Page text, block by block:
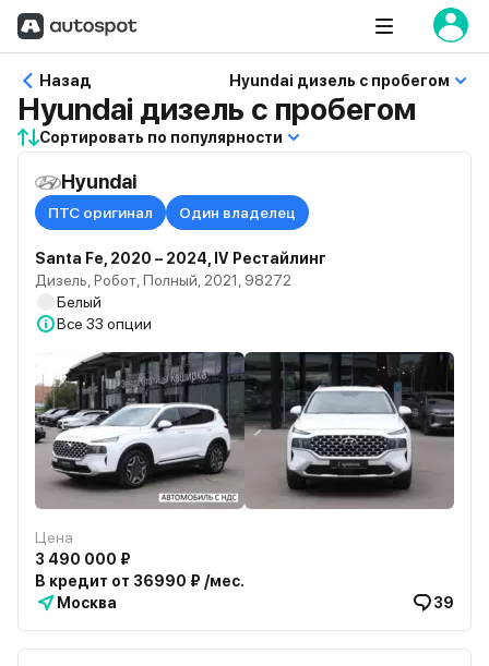
Назад Hyundai дизель с пробегом
Hyundai дизель с пробегом
Сортировать по популярности
Hyundai
ПТС оригинал Один владелец
Santa Fe, 2020 – 2024, IV Рестайлинг
Дизель, Робот, Полный, 2021, 98272
Белый
Все 33 опции
Цена
3 490 000 ₽
В кредит от 36990 ₽ /мес.
Москва
39